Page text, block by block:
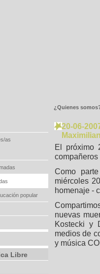
¿Quienes
as
popular
Libre
20-06-
El próximo
Como
miércoles
homenaje -
nuevas
Kostecki y
medios de
y música